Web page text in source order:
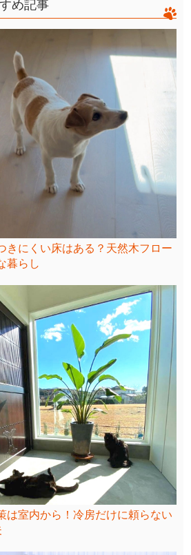
め記事
きにくい床はある？天然木フロー
暮らし
は室内から！冷房だけに頼らない